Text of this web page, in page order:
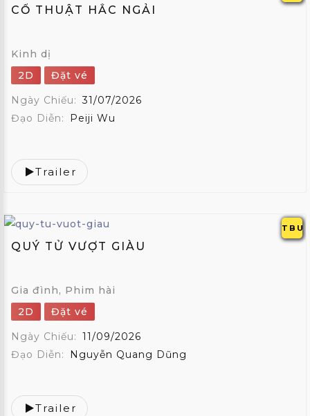
CỔ THUẬT HẮC NGẢI
Kinh dị
2D
Đặt vé
Ngày Chiếu: 31/07/2026
Đạo Diễn:
Peiji Wu
Trailer
TBU
QUÝ TỬ VƯỢT GIÀU
Gia đình, Phim hài
2D
Đặt vé
Ngày Chiếu: 11/09/2026
Đạo Diễn:
Nguyễn Quang Dũng
Trailer